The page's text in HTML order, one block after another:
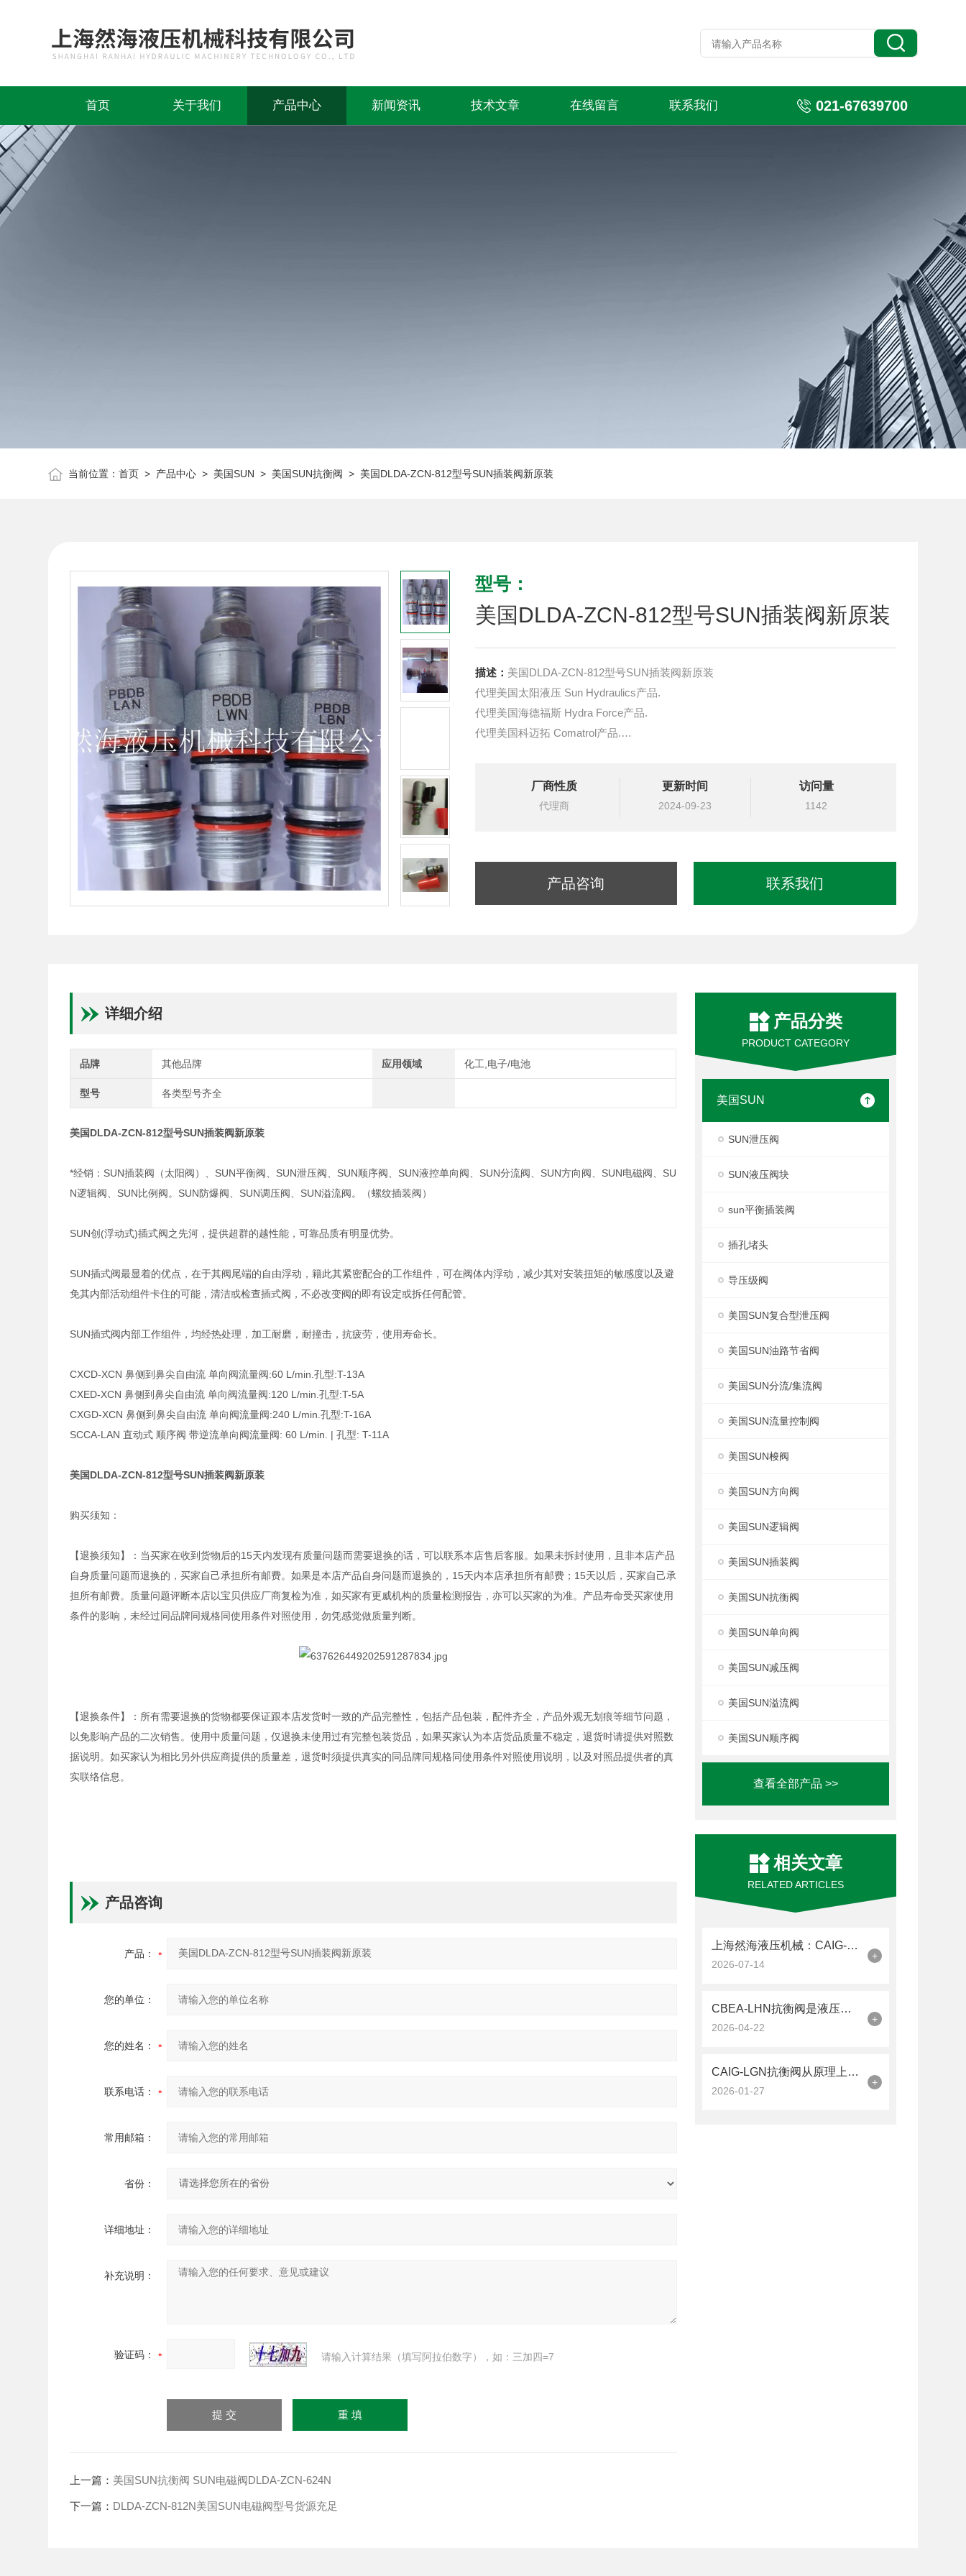
首页 关于我们 产品中心 新闻资讯 技术文章 在线留言 联系我们 021-67639700
当前位置：首页 > 产品中心 > 美国SUN > 美国SUN抗衡阀 > 美国DLDA-ZCN-812型号SUN插装阀新原装
型号：
美国DLDA-ZCN-812型号SUN插装阀新原装
描述： 美国DLDA-ZCN-812型号SUN插装阀新原装
代理美国太阳液压 Sun Hydraulics产品.
代理美国海德福斯 Hydra Force产品.
代理美国科迈拓 Comatrol产品.
液压油缸，经销力士乐、派克、中国台湾北部等液压元件
厂商性质
代理商
更新时间
2024-09-23
访问量
1142
产品咨询 联系我们
产品分类
PRODUCT CATEGORY
美国SUN
SUN泄压阀
SUN液压阀块
sun平衡插装阀
插孔堵头
导压级阀
美国SUN复合型泄压阀
美国SUN油路节省阀
美国SUN分流/集流阀
美国SUN流量控制阀
美国SUN梭阀
美国SUN方向阀
美国SUN逻辑阀
美国SUN插装阀
美国SUN抗衡阀
美国SUN单向阀
美国SUN减压阀
美国SUN溢流阀
美国SUN顺序阀
查看全部产品 >>
相关文章
RELATED ARTICLES
上海然海液压机械：CAIG-LGN抗衡阀的品质之选——实测数据解析
2026-07-14
+
CBEA-LHN抗衡阀是液压系统中的平衡卫士
2026-04-22
+
CAIG-LGN抗衡阀从原理上可分解为以下三个层面
2026-01-27
+
详细介绍
品牌 其他品牌 应用领域 化工,电子/电池
型号 各类型号齐全
美国DLDA-ZCN-812型号SUN插装阀新原装
*经销：SUN插装阀（太阳阀）、SUN平衡阀、SUN泄压阀、SUN顺序阀、SUN液控单向阀、SUN分流阀、SUN方向阀、SUN电磁阀、SU
N逻辑阀、SUN比例阀。SUN防爆阀、SUN调压阀、SUN溢流阀。（螺纹插装阀）
SUN创(浮动式)插式阀之先河，提供超群的越性能，可靠品质有明显优势。
SUN插式阀最显着的优点，在于其阀尾端的自由浮动，籍此其紧密配合的工作组件，可在阀体内浮动，减少其对安装扭矩的敏感度以及避
免其内部活动组件卡住的可能，清洁或检查插式阀，不必改变阀的即有设定或拆任何配管。
SUN插式阀内部工作组件，均经热处理，加工耐磨，耐撞击，抗疲劳，使用寿命长。
CXCD-XCN 鼻侧到鼻尖自由流 单向阀流量阀:60 L/min.孔型:T-13A
CXED-XCN 鼻侧到鼻尖自由流 单向阀流量阀:120 L/min.孔型:T-5A
CXGD-XCN 鼻侧到鼻尖自由流 单向阀流量阀:240 L/min.孔型:T-16A
SCCA-LAN 直动式 顺序阀 带逆流单向阀流量阀: 60 L/min. | 孔型: T-11A
美国DLDA-ZCN-812型号SUN插装阀新原装
购买须知：
【退换须知】：当买家在收到货物后的15天内发现有质量问题而需要退换的话，可以联系本店售后客服。如果未拆封使用，且非本店产品
自身质量问题而退换的，买家自己承担所有邮费。如果是本店产品自身问题而退换的，15天内本店承担所有邮费；15天以后，买家自己承
担所有邮费。质量问题评断本店以宝贝供应厂商复检为准，如买家有更威机构的质量检测报告，亦可以买家的为准。产品寿命受买家使用
条件的影响，未经过同品牌同规格同使用条件对照使用，勿凭感觉做质量判断。
【退换条件】：所有需要退换的货物都要保证跟本店发货时一致的产品完整性，包括产品包装，配件齐全，产品外观无划痕等细节问题，
以免影响产品的二次销售。使用中质量问题，仅退换未使用过有完整包装货品，如果买家认为本店货品质量不稳定，退货时请提供对照数
据说明。如买家认为相比另外供应商提供的质量差，退货时须提供真实的同品牌同规格同使用条件对照使用说明，以及对照品提供者的真
实联络信息。
产品咨询
产品：
您的单位：
您的姓名：
联系电话：
常用邮箱：
省份：
详细地址：
补充说明：
验证码： 请输入计算结果（填写阿拉伯数字），如：三加四=7
上一篇： 美国SUN抗衡阀 SUN电磁阀DLDA-ZCN-624N
下一篇： DLDA-ZCN-812N美国SUN电磁阀型号货源充足